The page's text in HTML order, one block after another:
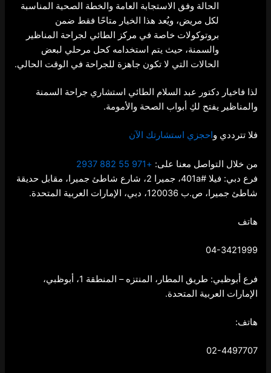
الحالة وفق الاستجابة العامة والخطة الصحية المناسبة
لكل مريض، ويُعد هذا الخيار متاحًا فقط ضمن
بروتوكولات خاصة في مركز الطائي لجراحة المناظير
والسمنة، حيث يتم استخدامه كحل مرحلي لبعض
الحالات التي لا تكون جاهزة للجراحة في الوقت الحالي.
لذا فاخيار دكتور عبد السلام الطائي استشاري جراحة السمنة
والمناظير يفتح لكِ أبواب الصحة والأمومة.
فلا تترددي و احجزي استشارتك الآن
من خلال التواصل معنا على: +971 55 882 2937
فرع دبي: فيلا #401a، جميرا 2، شارع شاطئ جميرا، مقابل حديقة
شاطئ جميرا، ص.ب 120036، دبي، الإمارات العربية المتحدة.
هاتف
04-3421999
فرع أبوظبي: طريق المطار، المنتزه – المنطقة 1، أبوظبي،
الإمارات العربية المتحدة.
هاتف:
02-4497707